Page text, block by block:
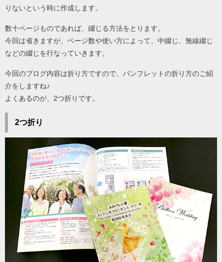
りないという時に作成します。
数十ページものであれば、綴じる方法をとります。
今回は省きますが、ページ数や使い方によって、中綴じ、無線綴じ
などの綴じを行なっていきます。
今回のブログ内容は折り方ですので、パンフレットの折り方のご紹
介をしますね♪
よくあるのが、2つ折りです。
2つ折り